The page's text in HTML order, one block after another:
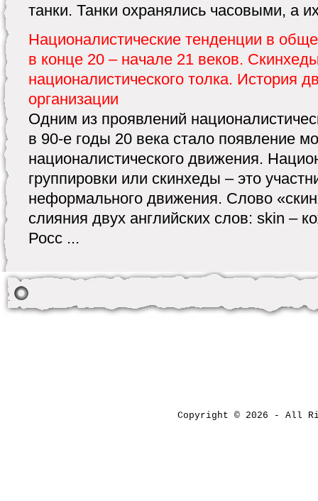
танки. Танки охранялись часовыми, а
Националистические тенденции в
в конце 20 – начале 21 веков.
националистического толка. История
организации
Одним из проявлений
в 90-е годы 20 века стало появление
националистического движения.
группировки или скинхеды – это
неформального движения. Слово
слияния двух английских слов: skin –
Росс ...
Copyright © 2026 - All